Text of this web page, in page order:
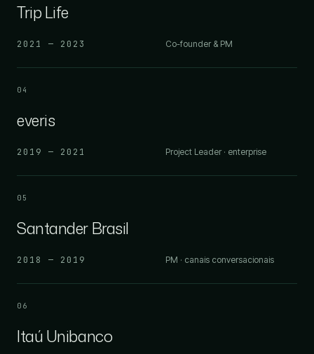
Trip Life
2021 — 2023 Co-founder & PM
04
everis
2019 — 2021 Project Leader · enterprise
05
Santander Brasil
2018 — 2019 PM · canais conversacionais
06
Itaú Unibanco